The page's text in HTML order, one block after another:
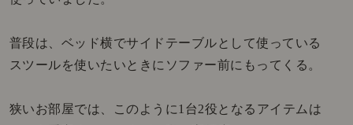
普段は、ベッド横でサイドテーブルとして使っている
スツールを使いたいときにソファー前にもってくる。
狭いお部屋では、このように1台2役となるアイテムは